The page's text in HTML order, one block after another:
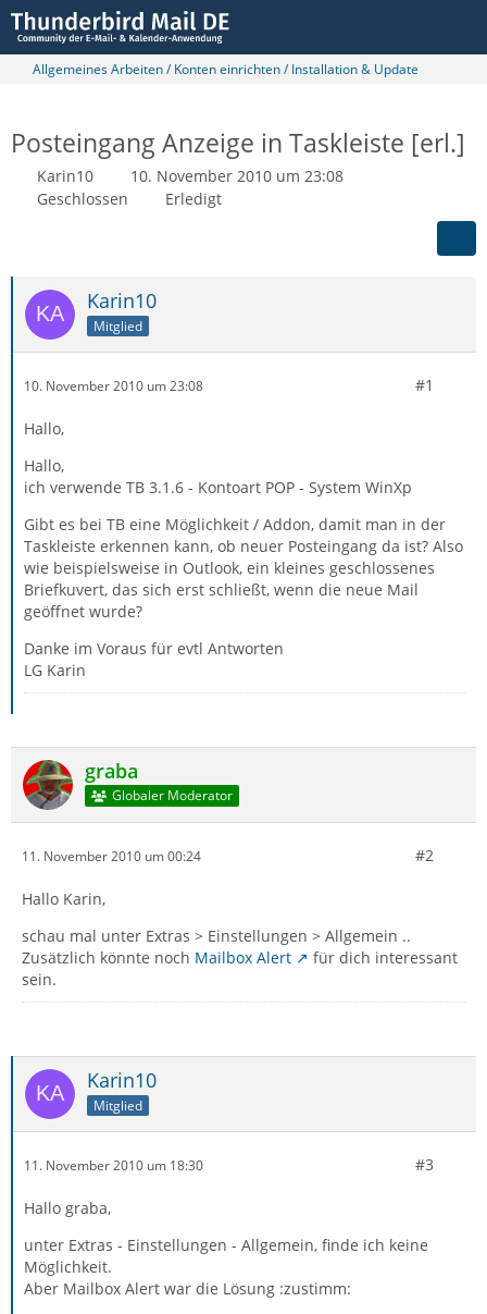
Allgemeines Arbeiten / Konten einrichten / Installation & Update
Posteingang Anzeige in Taskleiste [erl.]
Karin10
10. November 2010 um 23:08
Geschlossen
Erledigt
Karin10
Mitglied
10. November 2010 um 23:08 #1
Hallo,
Hallo,
ich verwende TB 3.1.6 - Kontoart POP - System WinXp
Gibt es bei TB eine Möglichkeit / Addon, damit man in der
Taskleiste erkennen kann, ob neuer Posteingang da ist? Also
wie beispielsweise in Outlook, ein kleines geschlossenes
Briefkuvert, das sich erst schließt, wenn die neue Mail
geöffnet wurde?
Danke im Voraus für evtl Antworten
LG Karin
graba
Globaler Moderator
11. November 2010 um 00:24 #2
Hallo Karin,
schau mal unter Extras > Einstellungen > Allgemein ..
Zusätzlich könnte noch Mailbox Alert
für dich interessant
sein.
Karin10
Mitglied
11. November 2010 um 18:30 #3
Hallo graba,
unter Extras - Einstellungen - Allgemein, finde ich keine
Möglichkeit.
Aber Mailbox Alert war die Lösung :zustimm: